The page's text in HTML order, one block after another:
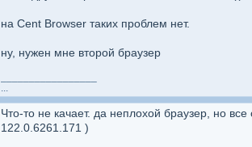
на Cent Browser таких проблем нет.
ну, нужен мне второй браузер
...
Что-то не качает. да неплохой браузер, но
122.0.6261.171 )